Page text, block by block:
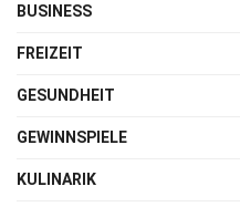
BUSINESS
FREIZEIT
GESUNDHEIT
GEWINNSPIELE
KULINARIK